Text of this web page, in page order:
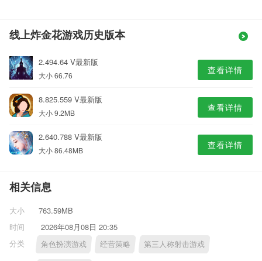
线上炸金花游戏历史版本
2.494.64 V最新版
大小 66.76 查看详情
8.825.559 V最新版
大小 9.2MB 查看详情
2.640.788 V最新版
大小 86.48MB 查看详情
相关信息
大小
763.59MB
时间
2026年08月08日 20:35
分类
角色扮演游戏 经营策略 第三人称射击游戏